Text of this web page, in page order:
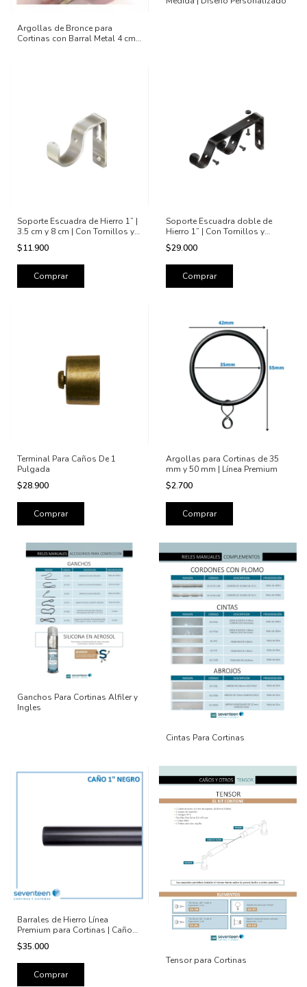
Argollas de Bronce para
Cortinas con Barral Metal 4 cm
Soporte Escuadra de Hierro 1” |
3.5 cm y 8 cm | Con Tornillos y
Tarugos
$11.900
Comprar
Soporte Escuadra doble de
Hierro 1” | Con Tornillos y
Tarugos | Alta Resistencia
$29.000
Comprar
Terminal Para Caños De 1
Pulgada
$28.900
Comprar
Argollas para Cortinas de 35
mm y 50 mm | Línea Premium
$2.700
Comprar
Ganchos Para Cortinas Alfiler y
Ingles
Cintas Para Cortinas
Barrales de Hierro Línea
Premium para Cortinas | Caños
de 1” | Elegancia y Resistencia
$35.000
Comprar
Tensor para Cortinas